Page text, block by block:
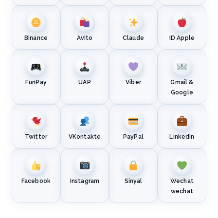
Binance Avito Claude ID Apple
FunPay UAP Viber
Gmail &
Google
Twitter VKontakte PayPal LinkedIn
Facebook Instagram Sinyal
Wechat
wechat